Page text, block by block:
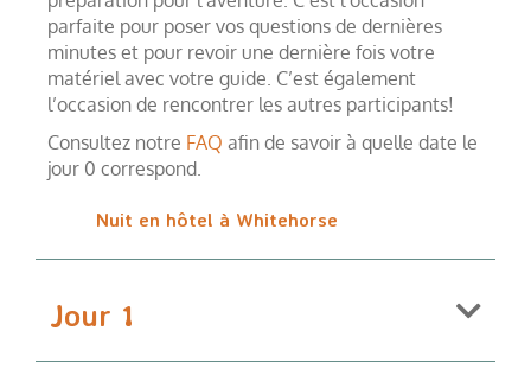
parfaite pour poser vos questions de dernières
minutes et pour revoir une dernière fois votre
matériel avec votre guide. C’est également
l’occasion de rencontrer les autres participants!
Consultez notre FAQ afin de savoir à quelle date le
jour 0 correspond.
Nuit en hôtel à Whitehorse
Jour 1